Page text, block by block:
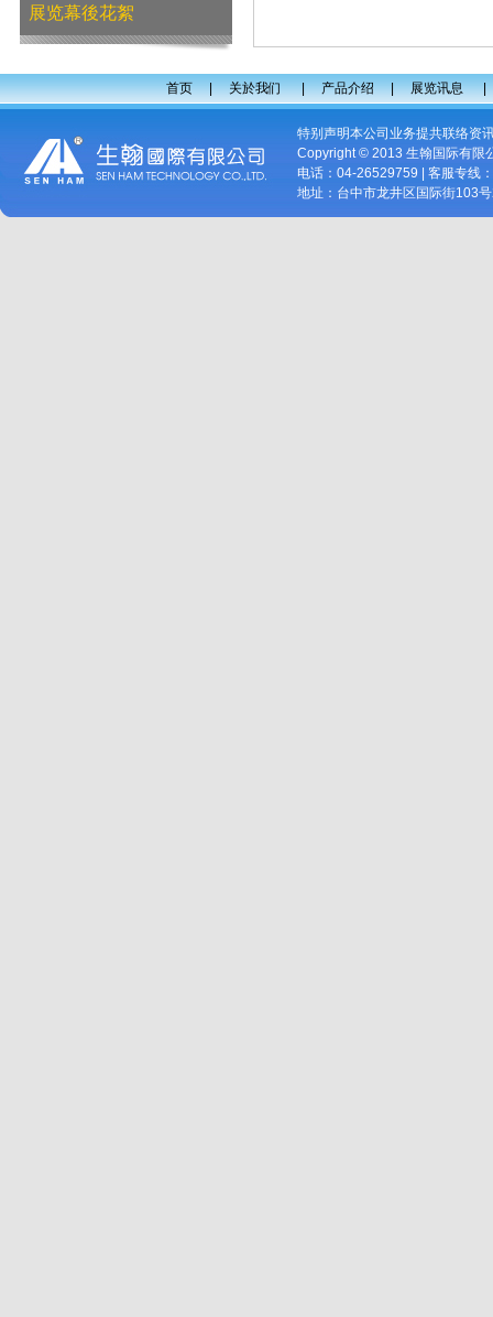
展览幕後花絮
首页|关於我们|产品介绍|展览讯息
特别声明本公司业务提共联络资
Copyright © 2013 生翰国际有限
电话：04-26529759 | 客服专线
地址：台中市龙井区国际街103